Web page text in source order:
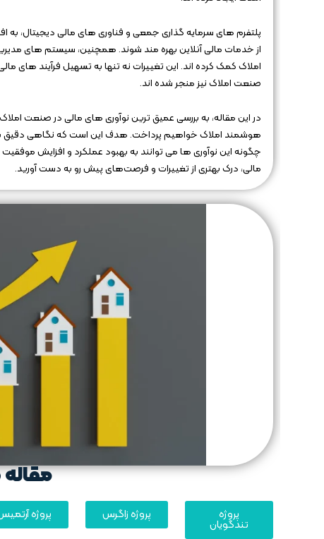
پلتفرم‌ های سرمایه‌ گذاری جمعی و فناوری‌ های مالی دیجیتال، به
املاک کمک کرده‌ اند. این تغییرات نه تنها به تسهیل فرآیند های
صنعت املاک نیز منجر شده‌ اند.
در این مقاله، به بررسی عمیق‌ ترین نوآوری‌ های مالی در صنعت
هوشمند املاک خواهیم پرداخت. هدف این است که نگاهی دقیق
چگونه این نوآوری‌ ها می‌ توانند به بهبود عملکرد و افزایش
مالی، درک بهتری از تغییرات و فرصت‌های پیش‌ رو به دست آورید.
پروژه
تندگویان
پروژه زاگرس پروژه